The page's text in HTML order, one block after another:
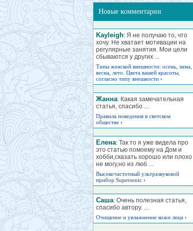
Новые комментарии
Kayleigh: Я не получаю то, что
хочу. Не хватает мотивации на
регулярные занятия. Мои цели
сбываются у других ...
Типы женской внешности: осень, зима,
весна, лето. Цвета вашей красоты,
согласно типу внешности ›
Жанна: Какая замечательная
статья, спасибо ...
Правила поведения в светском
обществе ›
Елена: Так то я уже видела про
это статью помоему на Дом и
хобби,сказать хорошо или плохо
не могу,но из люб ...
Высокочастотный ультразвуковой
прибор Supersonic ›
Саша: Очень полезная статья,
спасибо автору. ...
Очищение и увлажнение кожи лица ›